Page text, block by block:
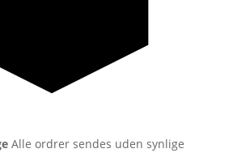
Alle ordrer sendes uden synlige